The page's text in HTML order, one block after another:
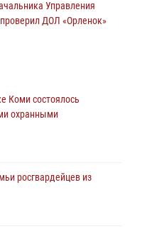
Управления
ДОЛ «Орленок»
ежегодного
мастерства среди
в молебне в рамках
князя
Коми состоялось
охранными
росгвардейцев из